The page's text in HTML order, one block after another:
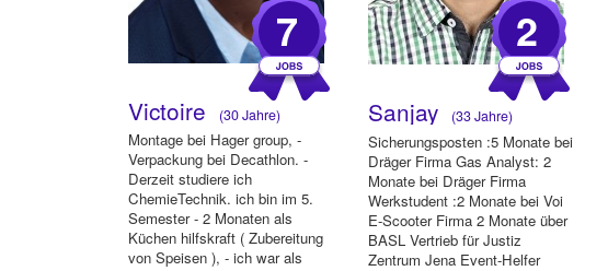
7
Victoire (30 Jahre)
Montage bei Hager group, -
Verpackung bei Decathlon. -
Derzeit studiere ich
ChemieTechnik. ich bin im 5.
Semester - 2 Monaten als
Küchen hilfskraft ( Zubereitung
von Speisen ), - ich war als
2
Sanjay (33 Jahre)
Sicherungsposten :5 Monate bei
Dräger Firma Gas Analyst: 2
Monate bei Dräger Firma
Werkstudent :2 Monate bei Voi
E-Scooter Firma 2 Monate über
BASL Vertrieb für Justiz
Zentrum Jena Event-Helfer